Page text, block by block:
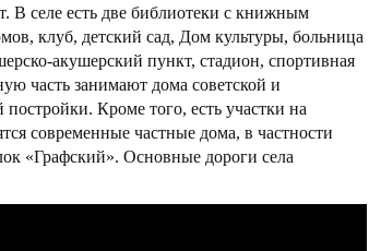
В селе есть две библиотеки с книжным
клуб, детский сад, Дом культуры, больница
акушерский пункт, стадион, спортивная
часть занимают дома советской и
Кроме того, есть участки на
современные частные дома, в частности
«Графский». Основные дороги села